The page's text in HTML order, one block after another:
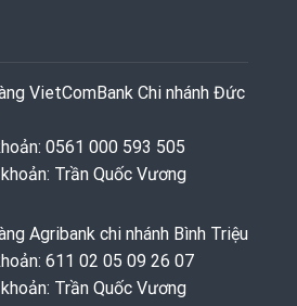
VietComBank Chi nhánh Đức
0561 000 593 505
Trần Quốc Vương
Agribank chi nhánh Bình Triệu
611 02 05 09 26 07
Trần Quốc Vương